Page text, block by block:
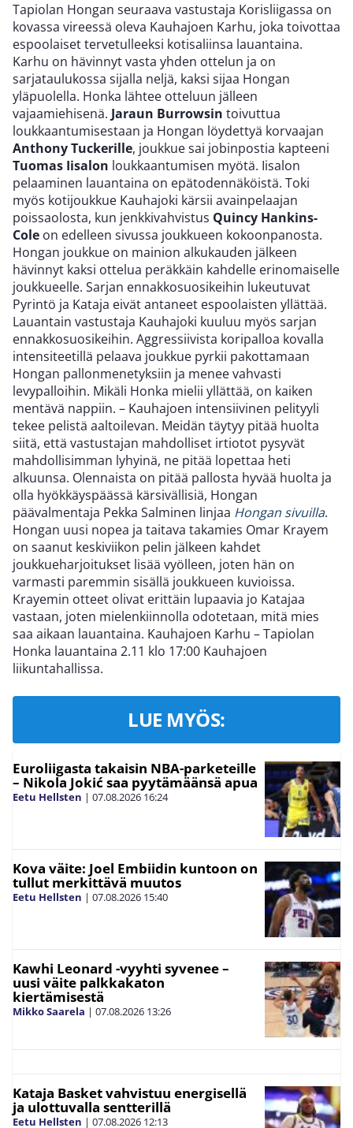
Tapiolan Hongan seuraava vastustaja Korisliigassa on
kovassa vireessä oleva Kauhajoen Karhu, joka toivottaa
espoolaiset tervetulleeksi kotisaliinsa lauantaina.
Karhu on hävinnyt vasta yhden ottelun ja on
sarjataulukossa sijalla neljä, kaksi sijaa Hongan
yläpuolella. Honka lähtee otteluun jälleen
vajaamiehisenä. Jaraun Burrowsin toivuttua
loukkaantumisestaan ja Hongan löydettyä korvaajan
Anthony Tuckerille, joukkue sai jobinpostia kapteeni
Tuomas Iisalon loukkaantumisen myötä. Iisalon
pelaaminen lauantaina on epätodennäköistä. Toki
myös kotijoukkue Kauhajoki kärsii avainpelaajan
poissaolosta, kun jenkkivahvistus Quincy Hankins-
Cole on edelleen sivussa joukkueen kokoonpanosta.
Hongan joukkue on mainion alkukauden jälkeen
hävinnyt kaksi ottelua peräkkäin kahdelle erinomaiselle
joukkueelle. Sarjan ennakkosuosikeihin lukeutuvat
Pyrintö ja Kataja eivät antaneet espoolaisten yllättää.
Lauantain vastustaja Kauhajoki kuuluu myös sarjan
ennakkosuosikeihin. Aggressiivista koripalloa kovalla
intensiteetillä pelaava joukkue pyrkii pakottamaan
Hongan pallonmenetyksiin ja menee vahvasti
levypalloihin. Mikäli Honka mielii yllättää, on kaiken
mentävä nappiin. – Kauhajoen intensiivinen pelityyli
tekee pelistä aaltoilevan. Meidän täytyy pitää huolta
siitä, että vastustajan mahdolliset irtiotot pysyvät
mahdollisimman lyhyinä, ne pitää lopettaa heti
alkuunsa. Olennaista on pitää pallosta hyvää huolta ja
olla hyökkäyspäässä kärsivällisiä, Hongan
päävalmentaja Pekka Salminen linjaa Hongan sivuilla.
Hongan uusi nopea ja taitava takamies Omar Krayem
on saanut keskiviikon pelin jälkeen kahdet
joukkueharjoitukset lisää vyölleen, joten hän on
varmasti paremmin sisällä joukkueen kuvioissa.
Krayemin otteet olivat erittäin lupaavia jo Katajaa
vastaan, joten mielenkiinnolla odotetaan, mitä mies
saa aikaan lauantaina. Kauhajoen Karhu – Tapiolan
Honka lauantaina 2.11 klo 17:00 Kauhajoen
liikuntahallissa.
LUE MYÖS:
Euroliigasta takaisin NBA-parketeille
– Nikola Jokić saa pyytämäänsä apua
Eetu Hellsten | 07.08.2026 16:24
Kova väite: Joel Embiidin kuntoon on
tullut merkittävä muutos
Eetu Hellsten | 07.08.2026 15:40
Kawhi Leonard -vyyhti syvenee –
uusi väite palkkakaton
kiertämisestä
Mikko Saarela | 07.08.2026 13:26
Kataja Basket vahvistuu energisellä
ja ulottuvalla sentterillä
Eetu Hellsten | 07.08.2026 12:13